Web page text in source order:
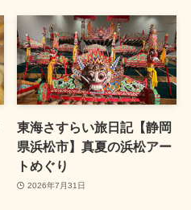
東海さすらい旅日記【静岡
県浜松市】真夏の浜松アー
トめぐり
2026年7月31日